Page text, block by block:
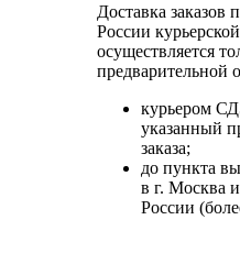
Доставка заказов
России
осуществляется
предварительной
курьером
указанный
заказа;
до пункта
в г. Москва
России